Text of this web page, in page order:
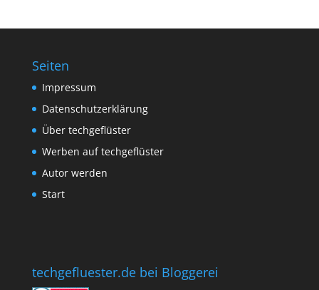
Seiten
Impressum
Datenschutzerklärung
Über techgeflüster
Werben auf techgeflüster
Autor werden
Start
techgefluester.de bei Bloggerei